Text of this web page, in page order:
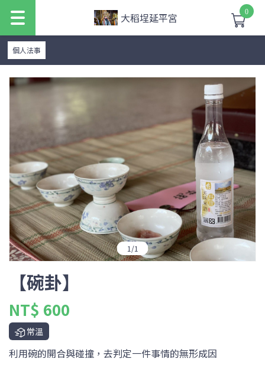
大稻埕延平宮 0
個人法事
1 /1
【碗卦】
NT$ 600
常溫
利用碗的開合與碰撞，去判定一件事情的無形成因